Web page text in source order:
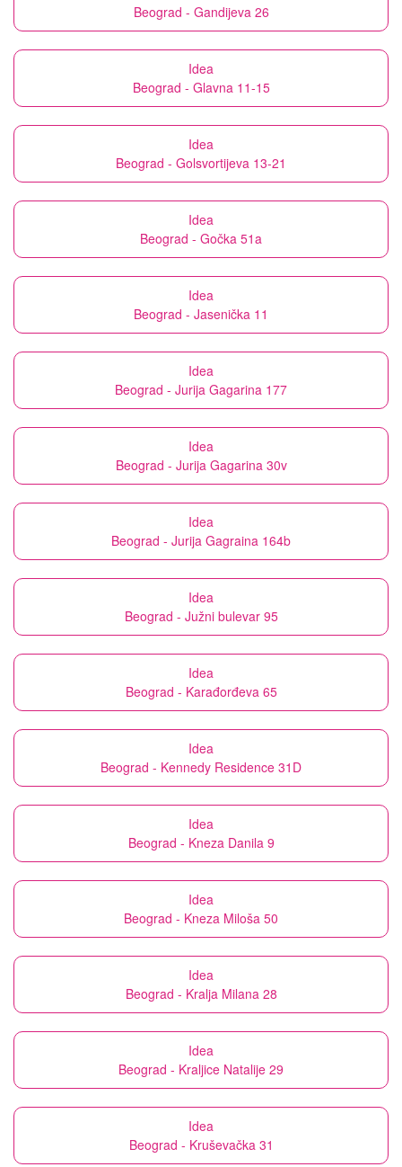
Beograd - Gandijeva 26
Idea
Beograd - Glavna 11-15
Idea
Beograd - Golsvortijeva 13-21
Idea
Beograd - Gočka 51a
Idea
Beograd - Jasenička 11
Idea
Beograd - Jurija Gagarina 177
Idea
Beograd - Jurija Gagarina 30v
Idea
Beograd - Jurija Gagraina 164b
Idea
Beograd - Južni bulevar 95
Idea
Beograd - Karađorđeva 65
Idea
Beograd - Kennedy Residence 31D
Idea
Beograd - Kneza Danila 9
Idea
Beograd - Kneza Miloša 50
Idea
Beograd - Kralja Milana 28
Idea
Beograd - Kraljice Natalije 29
Idea
Beograd - Kruševačka 31